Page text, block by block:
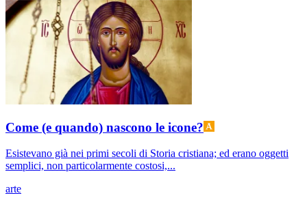
Come (e quando) nascono le icone?
Esistevano già nei primi secoli di Storia cristiana; ed erano oggetti
semplici, non particolarmente costosi,...
arte